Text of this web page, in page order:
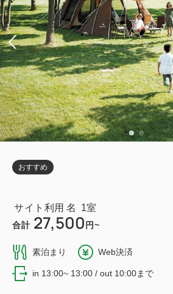
おすすめ
1
合計 27,500 円~
素泊まり Web決済
in 13:00~ 13:00 / out 10:00まで